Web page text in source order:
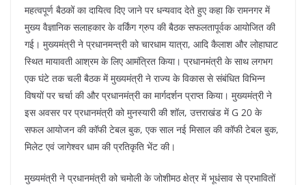
महत्वपूर्ण बैठकों का दायित्व दिए जाने पर धन्यवाद देते हुए कहा कि रामनगर में
मुख्य वैज्ञानिक सलाहकार के वर्किंग ग्रुप की बैठक सफलतापूर्वक आयोजित की
गई। मुख्यमंत्री ने प्रधानमन्त्री को चारधाम यात्रा, आदि कैलाश और लोहाघाट
स्थित मायावती आश्रम के लिए आमंत्रित किया। प्रधानमंत्री के साथ लगभग
एक घंटे तक चली बैठक में मुख्यमंत्री ने राज्य के विकास से संबंधित विभिन्न
विषयों पर चर्चा की और प्रधानमंत्री का मार्गदर्शन प्राप्त किया। मुख्यमंत्री ने
इस अवसर पर प्रधानमंत्री को मुनस्यारी की शॉल, उत्तराखंड में G 20 के
सफल आयोजन की कॉफी टेबल बुक, एक साल नई मिसाल की कॉफी टेबल बुक,
मिलेट एवं जागेश्वर धाम की प्रतिकृति भेंट की।
मुख्यमंत्री ने प्रधानमंत्री को चमोली के जोशीमठ क्षेत्र में भूधंसाव से प्रभावितों